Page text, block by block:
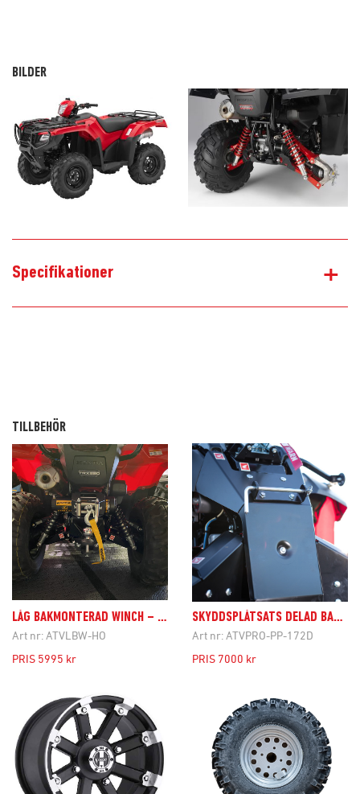
BILDER
Specifikationer +
TILLBEHÖR
LÅG BAKMONTERAD WINCH – PAKET
Art nr: ATVLBW-HO
PRIS 5995 kr
SKYDDSPLÅTSATS DELAD BAKAXEL
Art nr: ATVPRO-PP-172D
PRIS 7000 kr